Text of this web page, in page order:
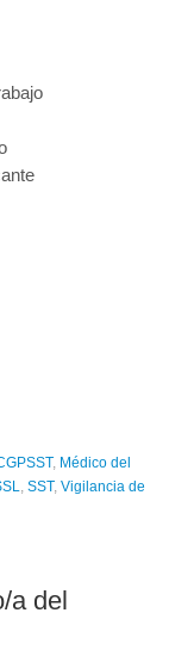
, Médico del
SST, Vigilancia de
a del